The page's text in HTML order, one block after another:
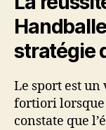
stratégie
Le sport est
fortiori lorsque
constate que